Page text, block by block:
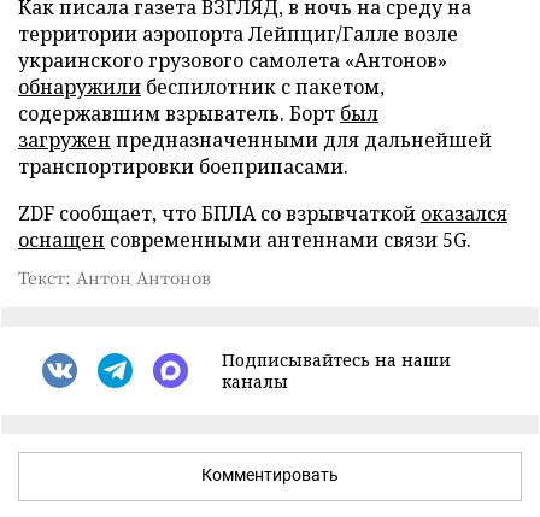
Как писала газета ВЗГЛЯД, в ночь на среду на
территории аэропорта Лейпциг/Галле возле
украинского грузового самолета «Антонов»
обнаружили беспилотник с пакетом,
содержавшим взрыватель. Борт был
загружен предназначенными для дальнейшей
транспортировки боеприпасами.
ZDF сообщает, что БПЛА со взрывчаткой оказался
оснащен современными антеннами связи 5G.
Текст: Антон Антонов
Подписывайтесь на наши
каналы
Комментировать